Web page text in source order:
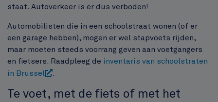
staat. Autoverkeer is er dus verboden!
Automobilisten die in een schoolstraat wonen (of er
een garage hebben), mogen er wel stapvoets rijden,
maar moeten steeds voorrang geven aan voetgangers
en fietsers. Raadpleeg de inventaris van schoolstraten
in Brussel
.
Te voet, met de fiets of met het